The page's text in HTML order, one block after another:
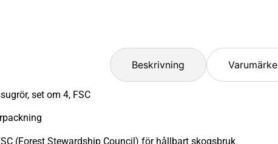
Beskrivning Varumärke
set om 4, FSC
(Forest Stewardship Council) för hållbart skogsbruk